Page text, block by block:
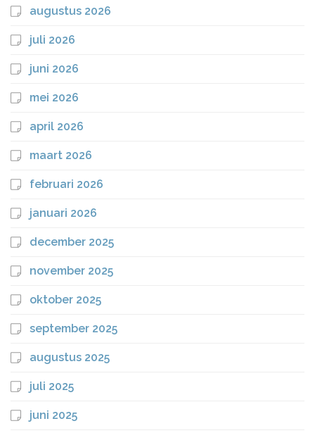
augustus 2026
juli 2026
juni 2026
mei 2026
april 2026
maart 2026
februari 2026
januari 2026
december 2025
november 2025
oktober 2025
september 2025
augustus 2025
juli 2025
juni 2025